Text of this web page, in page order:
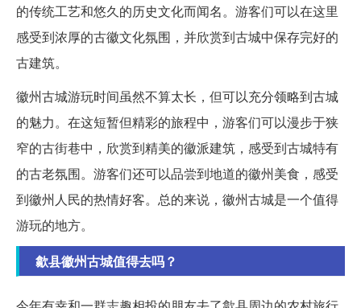
的传统工艺和悠久的历史文化而闻名。游客们可以在这里
感受到浓厚的古徽文化氛围，并欣赏到古城中保存完好的
古建筑。
徽州古城游玩时间虽然不算太长，但可以充分领略到古城
的魅力。在这短暂但精彩的旅程中，游客们可以漫步于狭
窄的古街巷中，欣赏到精美的徽派建筑，感受到古城特有
的古老氛围。游客们还可以品尝到地道的徽州美食，感受
到徽州人民的热情好客。总的来说，徽州古城是一个值得
游玩的地方。
歙县徽州古城值得去吗？